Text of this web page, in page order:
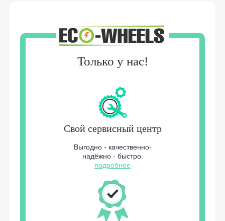
Только у нас!
Свой сервисный центр
Выгодно - качественно-
надёжно - быстро.
подробнее